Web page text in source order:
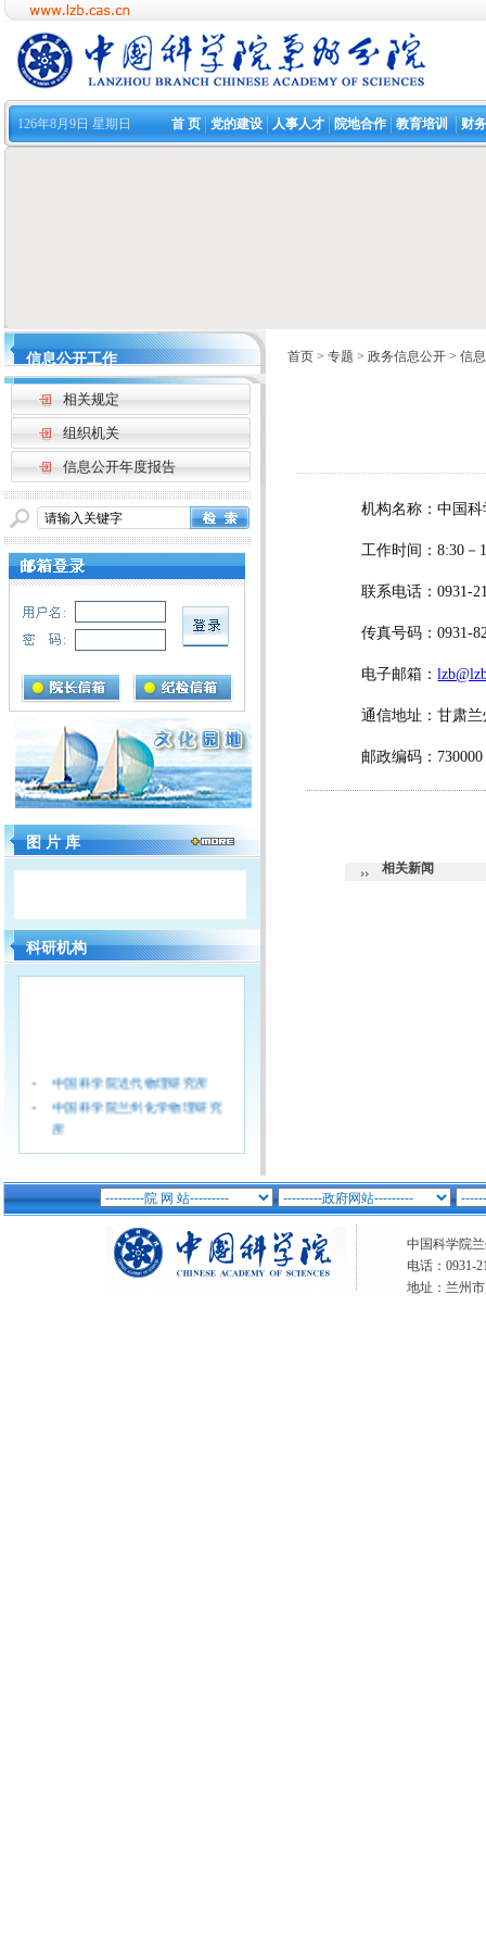
126年8月9日 星期日 首 页 党的建设 人事人才 院地合作 教育培训 财
信息公开工作
相关规定
组织机关
信息公开年度报告
图 片 库
科研机构
· 中国科学院近代物理研究所
·
中国科学院兰州化学物理研究
所
·
中国科学院西北生态环境资源
· 中国科学院青海盐湖研究所
中国科学院西北高原生物研究
兰州文献情报中心
首页 > 专题 > 政务信息公开 > 信
机构名称：中国科
工作时间：8:30－
联系电话：
传真号码：
电子邮箱：
通信地址：甘肃
邮政编码：730000
相关新闻
中国科学院兰
电话：0931-
地址：兰州